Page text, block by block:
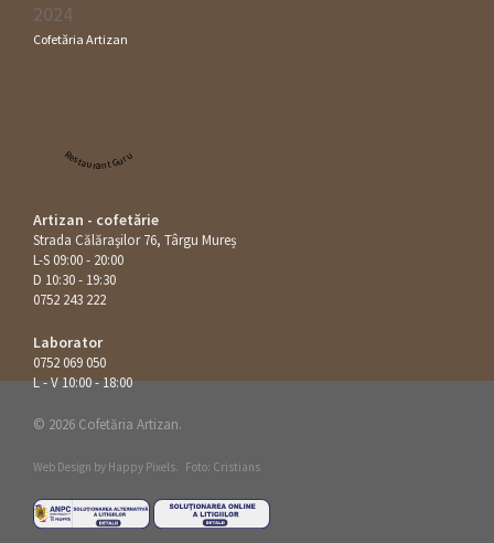
2024
Cofetăria Artizan
Restaurant Guru
Artizan - cofetărie
Strada Călăraşilor 76, Târgu Mureș
L-S 09:00 - 20:00
D 10:30 - 19:30
0752 243 222
Laborator
0752 069 050
L - V 10:00 - 18:00
© 2026 Cofetăria Artizan.
Web Design by Happy Pixels. Foto: Cristians